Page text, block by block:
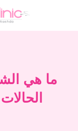
ما هي